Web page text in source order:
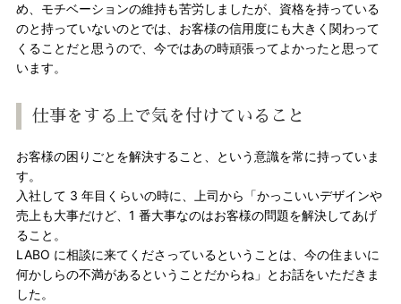
め、モチベーションの維持も苦労しましたが、資格を持っている
のと持っていないのとでは、お客様の信用度にも大きく関わって
くることだと思うので、今ではあの時頑張ってよかったと思って
います。
仕事をする上で気を付けていること
お客様の困りごとを解決すること、という意識を常に持っていま
す。
入社して 3 年目くらいの時に、上司から「かっこいいデザインや
売上も大事だけど、1 番大事なのはお客様の問題を解決してあげ
ること。
LABO に相談に来てくださっているということは、今の住まいに
何かしらの不満があるということだからね」とお話をいただきま
した。